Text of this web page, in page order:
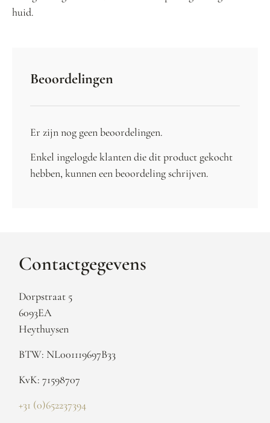
huid.
Beoordelingen
Er zijn nog geen beoordelingen.
Enkel ingelogde klanten die dit product gekocht
hebben, kunnen een beoordeling schrijven.
Contactgegevens
Dorpstraat 5
6093EA
Heythuysen
BTW: NL001119697B33
KvK: 71598707
+31 (0)652237394